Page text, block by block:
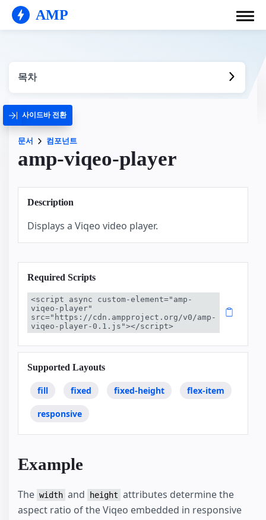
AMP
목차
사이드바 전환
문서 컴포넌트
amp-viqeo-player
Description
Displays a Viqeo video player.
Required Scripts
<script async custom-element="amp-
viqeo-player"
src="https://cdn.ampproject.org/v0/amp-
viqeo-player-0.1.js"></script>
Supported Layouts
fill fixed fixed-height flex-item
responsive
Example
The width and height attributes determine the
aspect ratio of the Viqeo embedded in responsive